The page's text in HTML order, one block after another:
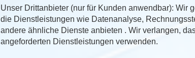
Unser Drittanbieter (nur für Kunden anwendbar): Wir
die Dienstleistungen wie Datenanalyse,
andere ähnliche Dienste anbieten . Wir verlangen,
angeforderten Dienstleistungen verwenden.